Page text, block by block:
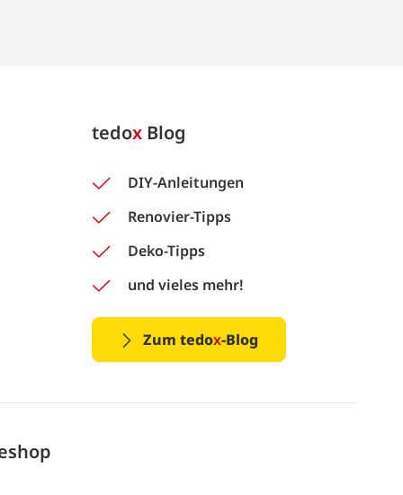
tedox Blog
DIY-Anleitungen
Renovier-Tipps
Deko-Tipps
und vieles mehr!
Zum tedox-Blog